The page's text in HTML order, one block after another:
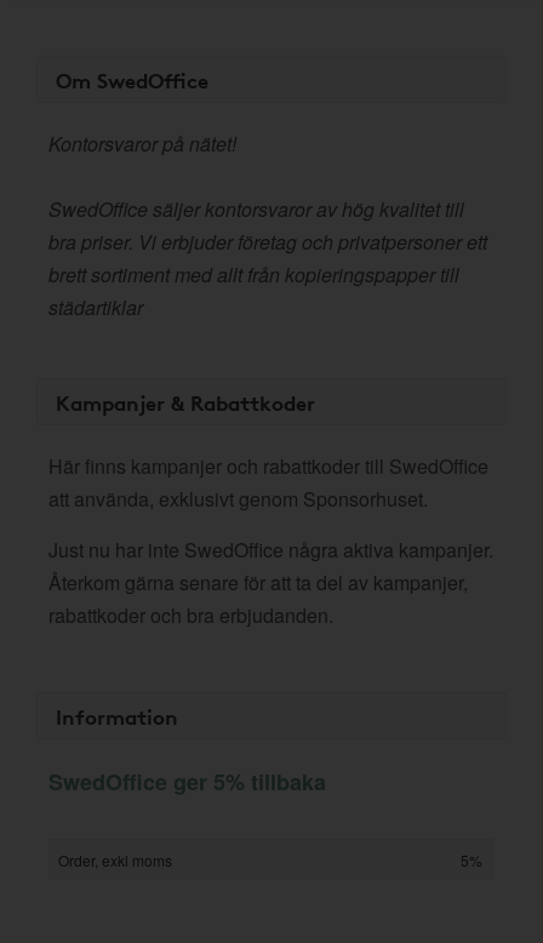
Om SwedOffice
Kontorsvaror på nätet!
SwedOffice säljer kontorsvaror av hög kvalitet till
bra priser. Vi erbjuder företag och privatpersoner ett
brett sortiment med allt från kopieringspapper till
städartiklar
Kampanjer & Rabattkoder
Här finns kampanjer och rabattkoder till SwedOffice
att använda, exklusivt genom Sponsorhuset.
Just nu har inte SwedOffice några aktiva kampanjer.
Återkom gärna senare för att ta del av kampanjer,
rabattkoder och bra erbjudanden.
Information
SwedOffice ger 5% tillbaka
Order, exkl moms 5%